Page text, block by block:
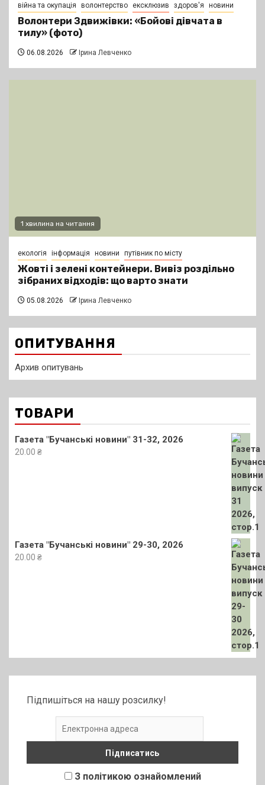
війна та окупація волонтерство ексклюзив здоров'я новини
Волонтери Здвижівки: «Бойові дівчата в
тилу» (фото)
06.08.2026 Ірина Левченко
1 хвилина на читання
екологія інформація новини путівник по місту
Жовті і зелені контейнери. Вивіз роздільно
зібраних відходів: що варто знати
05.08.2026 Ірина Левченко
ОПИТУВАННЯ
Архив опитувань
ТОВАРИ
Газета "Бучанські новини" 31-32, 2026
20.00 ₴
Газета "Бучанські новини" 29-30, 2026
20.00 ₴
Підпишіться на нашу розсилку!
З політикою ознайомлений